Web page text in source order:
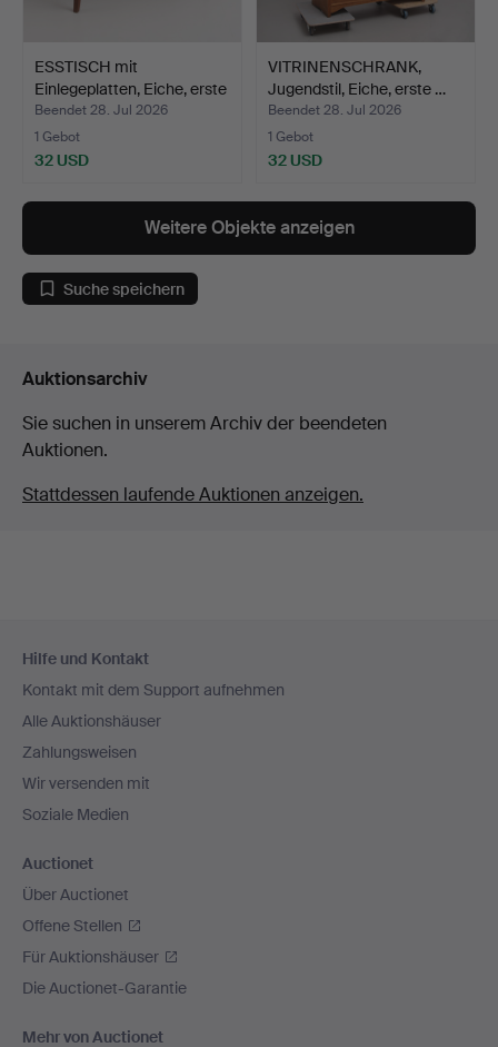
ESSTISCH mit
Einlegeplatten, Eiche, erste
…
Beendet 28. Jul 2026
1 Gebot
32 USD
VITRINENSCHRANK,
Jugendstil, Eiche, erste …
Beendet 28. Jul 2026
1 Gebot
32 USD
Weitere Objekte anzeigen
Suche speichern
Auktionsarchiv
Sie suchen in unserem Archiv der beendeten
Auktionen.
Stattdessen laufende Auktionen anzeigen.
Navigation
Hilfe und Kontakt
Kontakt mit dem Support aufnehmen
Alle Auktionshäuser
Zahlungsweisen
Wir versenden mit
Soziale Medien
Auctionet
Über Auctionet
Offene Stellen
Für Auktionshäuser
Die Auctionet-Garantie
Mehr von Auctionet